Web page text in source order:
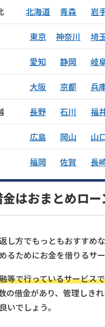
北海道 青森 岩
東京 神奈川 埼
愛知 静岡 岐
大阪 京都 兵
長野 石川 福
広島 岡山 山
福岡 佐賀 長
はおまとめロ
し方でもっともおすすめ
るためにお金を借りるサー
等で行っているサービス
の借金があり、管理しき
いでしょう。